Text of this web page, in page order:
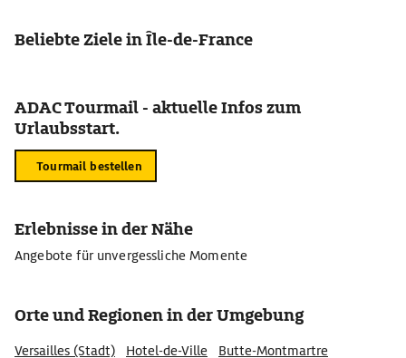
Beliebte Ziele in Île-de-France
ADAC Tourmail - aktuelle Infos zum
Urlaubsstart.
Tourmail bestellen
Erlebnisse in der Nähe
Angebote für unvergessliche Momente
Orte und Regionen in der Umgebung
Versailles (Stadt) Hotel-de-Ville Butte-Montmartre